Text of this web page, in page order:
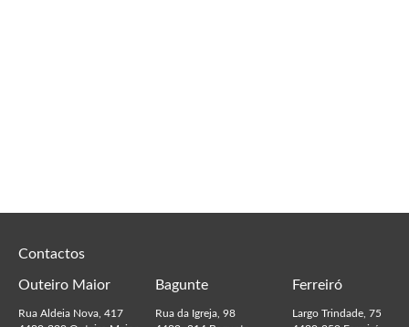
Contactos
Outeiro Maior
Rua Aldeia Nova, 417
Bagunte
Rua da Igreja, 98
Ferreiró
Largo Trindade, 75